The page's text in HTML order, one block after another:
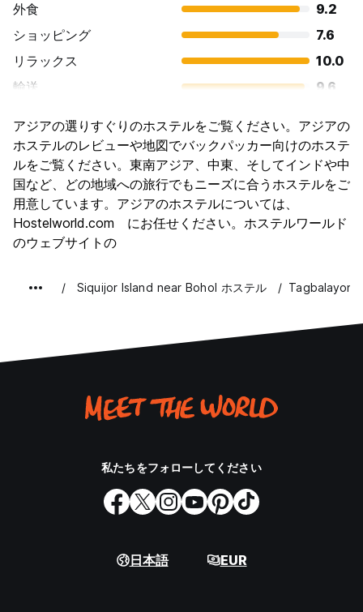
外食
9.2
ショッピング
7.6
リラックス
10.0
輸送
9.6
文化
8.4
ナイトライフ
7.6
コストパフォーマンス
9.6
アジアの選りすぐりのホステルをご覧ください。アジアの
ホステルのレビューや地図でバックパッカー向けのホステ
ルをご覧ください。東南アジア、中東、そしてインドや中
国など、どの地域への旅行でもニーズに合うホステルをご
用意しています。アジアのホステルについては、
Hostelworld.com にお任せください。ホステルワールド
のウェブサイトの
Siquijor Island near Bohol ホステル Tagbalayon
私たちをフォローしてください
日本語 EUR